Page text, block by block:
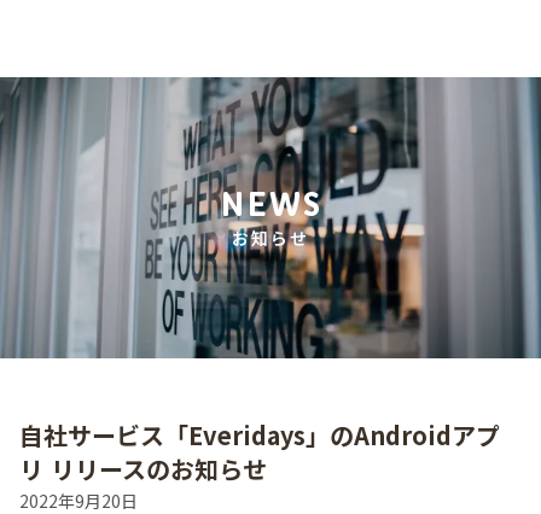
NEWS
お知らせ
自社サービス「Everidays」のAndroidアプ
リ リリースのお知らせ
2022年9月20日